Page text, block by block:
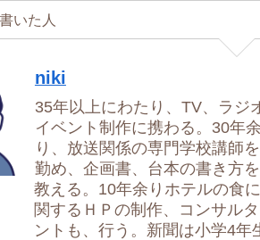
いた人
niki
35年以上にわたり、TV、ラジ
イベント制作に携わる。30年余
り、放送関係の専門学校講師を
勤め、企画書、台本の書き方を
教える。10年余りホテルの食に
関するＨＰの制作、コンサルタ
ントも、行う。新聞は小学4年